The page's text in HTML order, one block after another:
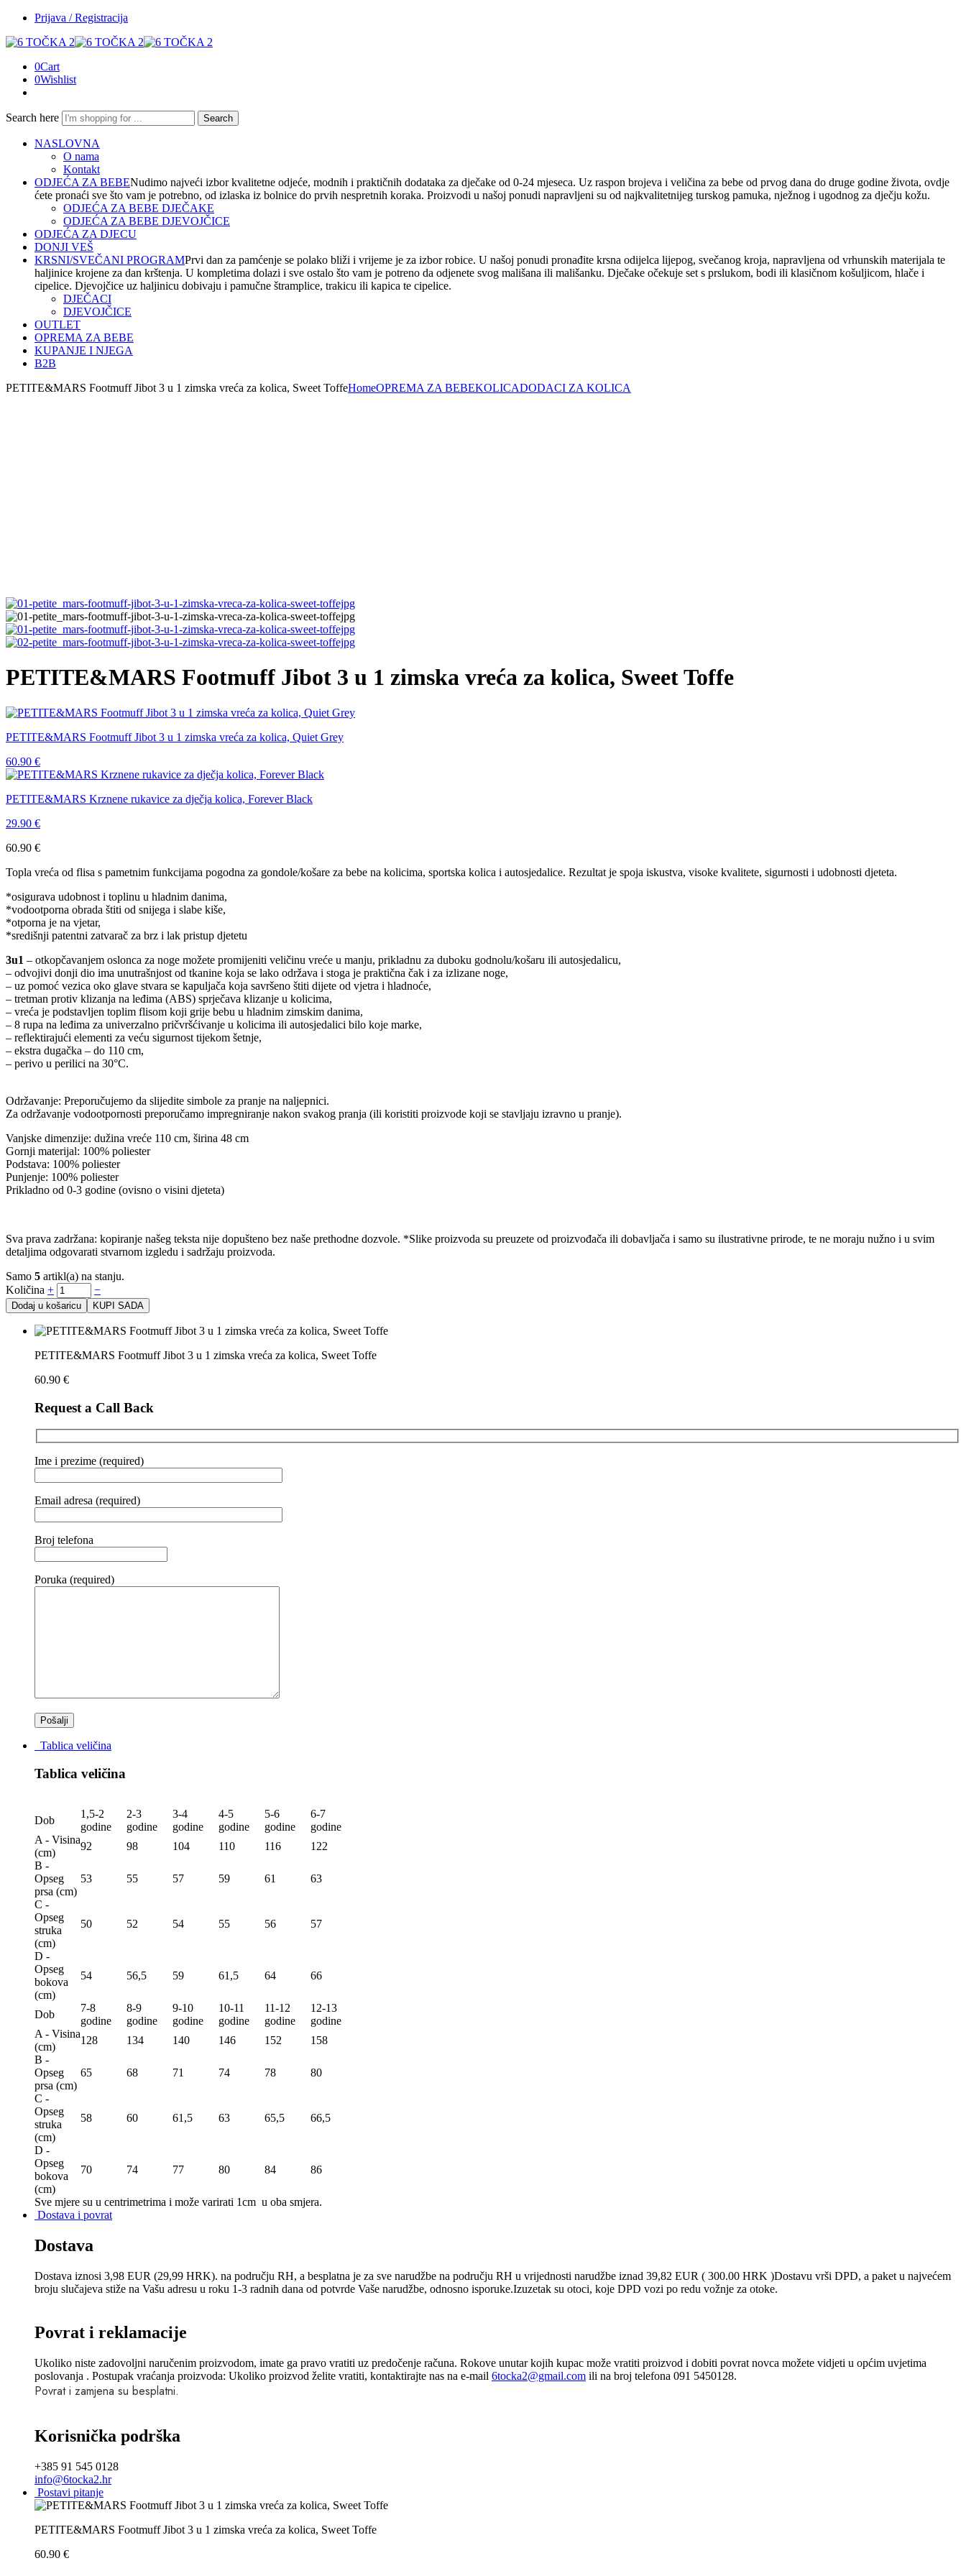
Prijava / Registracija
0Cart
0Wishlist
Search here Search
NASLOVNA
O nama
Kontakt
ODJEĆA ZA BEBENudimo najveći izbor kvalitetne odjeće, modnih i praktičnih dodataka za dječake od 0-24 mjeseca. Uz raspon brojeva i veličina za bebe od prvog dana do druge godine života, ovdje
ćete pronaći sve što vam je potrebno, od izlaska iz bolnice do prvih nespretnih koraka. Proizvodi u našoj ponudi napravljeni su od najkvalitetnijeg turskog pamuka, nježnog i ugodnog za dječju kožu.
ODJEĆA ZA BEBE DJEČAKE
ODJEĆA ZA BEBE DJEVOJČICE
ODJEĆA ZA DJECU
DONJI VEŠ
KRSNI/SVEČANI PROGRAMPrvi dan za pamćenje se polako bliži i vrijeme je za izbor robice. U našoj ponudi pronađite krsna odijelca lijepog, svečanog kroja, napravljena od vrhunskih materijala te
haljinice krojene za dan krštenja. U kompletima dolazi i sve ostalo što vam je potreno da odjenete svog mališana ili mališanku. Dječake očekuje set s prslukom, bodi ili klasičnom košuljicom, hlače i
cipelice. Djevojčice uz haljinicu dobivaju i pamučne štramplice, trakicu ili kapica te cipelice.
DJEČACI
DJEVOJČICE
OUTLET
OPREMA ZA BEBE
KUPANJE I NJEGA
B2B
PETITE&MARS Footmuff Jibot 3 u 1 zimska vreća za kolica, Sweet ToffeHomeOPREMA ZA BEBEKOLICADODACI ZA KOLICA
PETITE&MARS Footmuff Jibot 3 u 1 zimska vreća za kolica, Sweet Toffe
PETITE&MARS Footmuff Jibot 3 u 1 zimska vreća za kolica, Quiet Grey
60.90 €
PETITE&MARS Krznene rukavice za dječja kolica, Forever Black
29.90 €
60.90 €
Topla vreća od flisa s pametnim funkcijama pogodna za gondole/košare za bebe na kolicima, sportska kolica i autosjedalice. Rezultat je spoja iskustva, visoke kvalitete, sigurnosti i udobnosti djeteta.
*osigurava udobnost i toplinu u hladnim danima,
*vodootporna obrada štiti od snijega i slabe kiše,
*otporna je na vjetar,
*središnji patentni zatvarač za brz i lak pristup djetetu
3u1 – otkopčavanjem oslonca za noge možete promijeniti veličinu vreće u manju, prikladnu za duboku godnolu/košaru ili autosjedalicu,
– odvojivi donji dio ima unutrašnjost od tkanine koja se lako održava i stoga je praktična čak i za izlizane noge,
– uz pomoć vezica oko glave stvara se kapuljača koja savršeno štiti dijete od vjetra i hladnoće,
– tretman protiv klizanja na leđima (ABS) sprječava klizanje u kolicima,
– vreća je podstavljen toplim flisom koji grije bebu u hladnim zimskim danima,
– 8 rupa na leđima za univerzalno pričvršćivanje u kolicima ili autosjedalici bilo koje marke,
– reflektirajući elementi za veću sigurnost tijekom šetnje,
– ekstra dugačka – do 110 cm,
– perivo u perilici na 30°C.
Održavanje: Preporučujemo da slijedite simbole za pranje na naljepnici.
Za održavanje vodootpornosti preporučamo impregniranje nakon svakog pranja (ili koristiti proizvode koji se stavljaju izravno u pranje).
Vanjske dimenzije: dužina vreće 110 cm, širina 48 cm
Gornji materijal: 100% poliester
Podstava: 100% poliester
Punjenje: 100% poliester
Prikladno od 0-3 godine (ovisno o visini djeteta)
Sva prava zadržana: kopiranje našeg teksta nije dopušteno bez naše prethodne dozvole. *Slike proizvoda su preuzete od proizvođača ili dobavljača i samo su ilustrativne prirode, te ne moraju nužno i u svim
detaljima odgovarati stvarnom izgledu i sadržaju proizvoda.
Samo 5 artikl(a) na stanju.
Količina + −
Dodaj u košaricu KUPI SADA
PETITE&MARS Footmuff Jibot 3 u 1 zimska vreća za kolica, Sweet Toffe
60.90 €
Request a Call Back
Ime i prezime (required)
Email adresa (required)
Broj telefona
Poruka (required)
Tablica veličina
Tablica veličina
Dob
1,5-2
godine
2-3
godine
3-4
godine
4-5
godine
5-6
godine
6-7
godine
A - Visina
(сm)
92 98 104 110 116
122
B -
Opseg
prsa (сm)
53 55 57 59 61 63
C -
Opseg
struka
(сm)
50 52 54 55 56 57
D -
Opseg
bokova
(сm)
54 56,5 59 61,5 64 66
Dob
7-8
godine
8-9
godine
9-10
godine
10-11
godine
11-12
godine
12-13
godine
A - Visina
(сm)
128 134 140 146 152
158
B -
Opseg
prsa (сm)
65 68 71 74 78 80
C -
Opseg
struka
(сm)
58 60 61,5 63 65,5 66,5
D -
Opseg
bokova
(сm)
70 74 77 80 84 86
Sve mjere su u centrimetrima i može varirati 1cm u oba smjera.
Dostava i povrat
Dostava
Dostava iznosi 3,98 EUR (29,99 HRK). na području RH, a besplatna je za sve narudžbe na području RH u vrijednosti narudžbe iznad 39,82 EUR ( 300.00 HRK )Dostavu vrši DPD, a paket u najvećem
broju slučajeva stiže na Vašu adresu u roku 1-3 radnih dana od potvrde Vaše narudžbe, odnosno isporuke.Izuzetak su otoci, koje DPD vozi po redu vožnje za otoke.
Povrat i reklamacije
Ukoliko niste zadovoljni naručenim proizvodom, imate ga pravo vratiti uz predočenje računa. Rokove unutar kojih kupac može vratiti proizvod i dobiti povrat novca možete vidjeti u općim uvjetima
poslovanja . Postupak vraćanja proizvoda: Ukoliko proizvod želite vratiti, kontaktirajte nas na e-mail 6tocka2@gmail.com ili na broj telefona 091 5450128.
Povrat i zamjena su besplatni.
Korisnička podrška
+385 91 545 0128
info@6tocka2.hr
Postavi pitanje
PETITE&MARS Footmuff Jibot 3 u 1 zimska vreća za kolica, Sweet Toffe
60.90 €